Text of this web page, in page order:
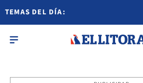
TEMAS DEL DÍA: